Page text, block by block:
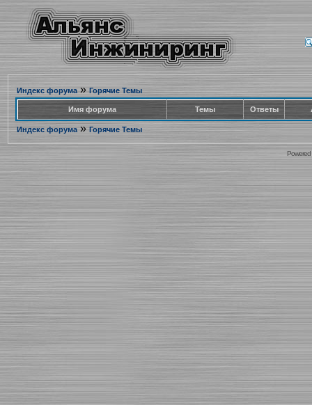
Индекс форума» Горячие Темы
Имя форума Темы Ответы
Индекс форума» Горячие Темы